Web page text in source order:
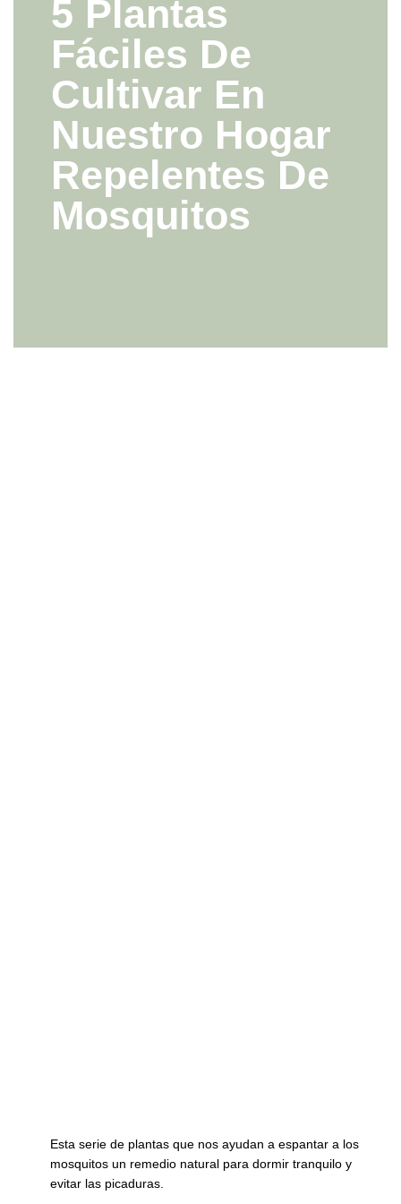
5 Plantas
Fáciles De
Cultivar En
Nuestro Hogar
Repelentes De
Mosquitos
Esta serie de plantas que nos ayudan a espantar a los
mosquitos un remedio natural para dormir tranquilo y
evitar las picaduras.